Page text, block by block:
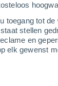
tot
stellen
en
elk gewenst
Symbolen